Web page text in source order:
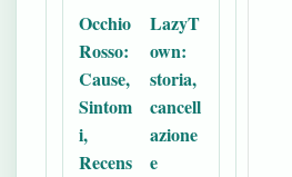
Occhio
Rosso:
Cause,
Sintom
i,
Recens
LazyT
own:
storia,
cancell
azione
e